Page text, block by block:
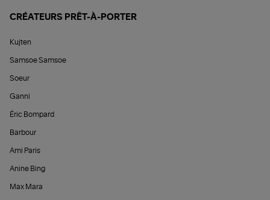
CRÉATEURS PRÊT-À-PORTER
Kujten
Samsoe Samsoe
Soeur
Ganni
Éric Bompard
Barbour
Ami Paris
Anine Bing
Max Mara